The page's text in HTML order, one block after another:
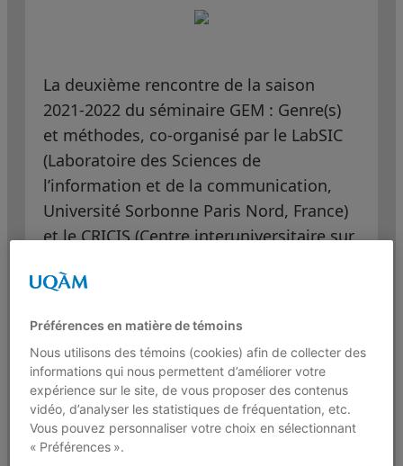
La deuxième rencontre de la saison
2021-2022 du séminaire GEM : Genre(s)
et méthodes, co-organisé par le LabSIC
(Laboratoire des Sciences de
l’information et de la communication,
Université Sorbonne Paris Nord, France)
et le CRICIS (Centre interuniversitaire sur
société, Québec, Canada), au eu lieu sur
entre 9h et 12h (15h-18h à Paris).
À cette occasion, nous avons accueilli
Isabelle Auclair, Professeure agrégée au
Département de management,
Université Laval, Titulaire de la Chaire
Préférences en matière de témoins
Nous utilisons des témoins (cookies) afin de collecter des
informations qui nous permettent d’améliorer votre
expérience sur le site, de vous proposer des contenus
vidéo, d’analyser les statistiques de fréquentation, etc.
Vous pouvez personnaliser votre choix en sélectionnant
« Préférences ».